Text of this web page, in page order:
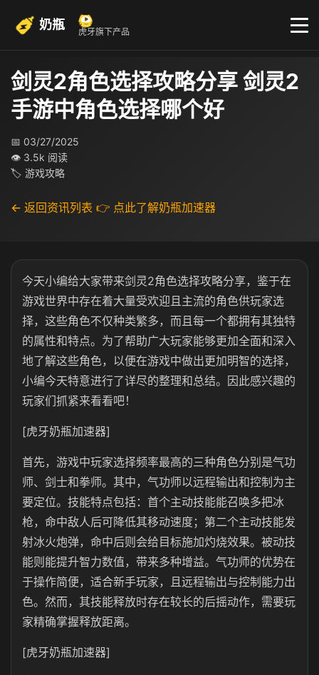
奶瓶 虎牙旗下产品
剑灵2角色选择攻略分享 剑灵2
手游中角色选择哪个好
📅 03/27/2025
👁 3.5k 阅读
🏷 游戏攻略
← 返回资讯列表 👉 点此了解奶瓶加速器
今天小编给大家带来剑灵2角色选择攻略分享，鉴于在
游戏世界中存在着大量受欢迎且主流的角色供玩家选
择，这些角色不仅种类繁多，而且每一个都拥有其独特
的属性和特点。为了帮助广大玩家能够更加全面和深入
地了解这些角色，以便在游戏中做出更加明智的选择，
小编今天特意进行了详尽的整理和总结。因此感兴趣的
玩家们抓紧来看看吧！
[虎牙奶瓶加速器]
首先，游戏中玩家选择频率最高的三种角色分别是气功
师、剑士和拳师。其中，气功师以远程输出和控制为主
要定位。技能特点包括：首个主动技能能召唤多把冰
枪，命中敌人后可降低其移动速度；第二个主动技能发
射冰火炮弹，命中后则会给目标施加灼烧效果。被动技
能则能提升智力数值，带来多种增益。气功师的优势在
于操作简便，适合新手玩家，且远程输出与控制能力出
色。然而，其技能释放时存在较长的后摇动作，需要玩
家精确掌握释放距离。
[虎牙奶瓶加速器]